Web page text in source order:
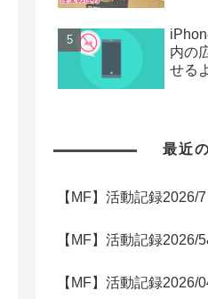
内の
せる
最近
【MF】活動記録2026/7
【MF】活動記録2026/
【MF】活動記録2026/